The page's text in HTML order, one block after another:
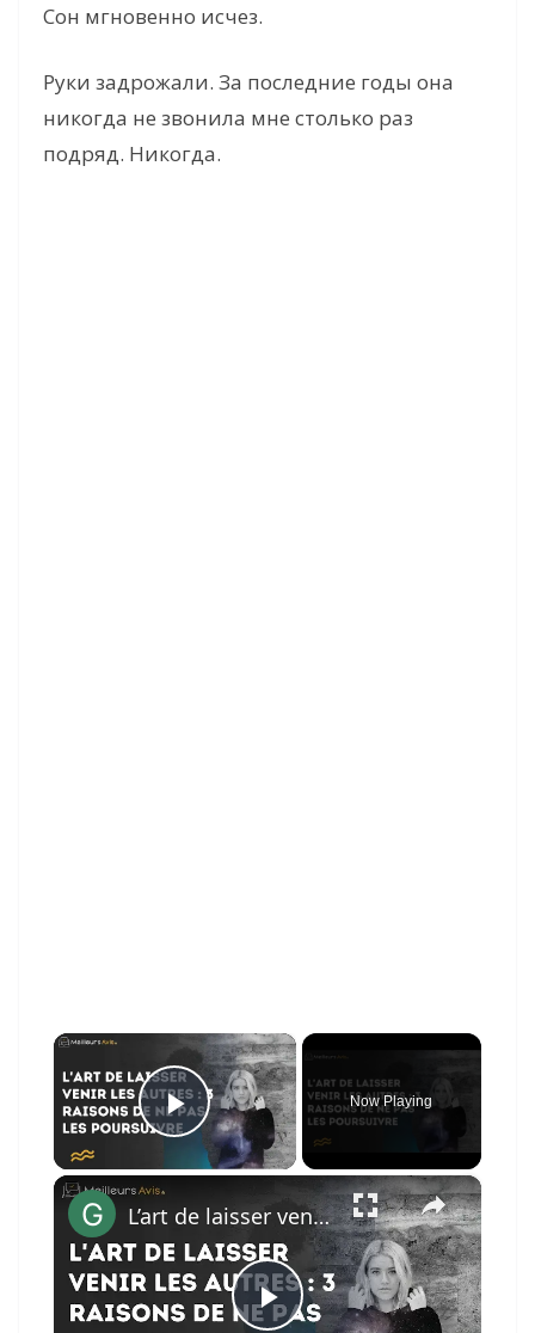
Сон мгновенно исчез.
Руки задрожали. За последние годы она
никогда не звонила мне столько раз
подряд. Никогда.
×
Play Video
Now Playing
×
L’art de laisser venir les autres : 3 raisons de ne pas les poursuivre